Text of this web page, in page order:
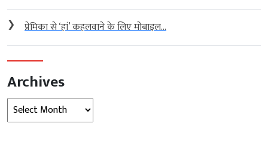
❯ प्रेमिका से ‘हां’ कहलवाने के लिए मोबाइल...
Archives
Archives